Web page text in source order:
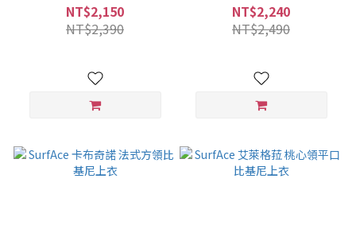
NT$2,150
NT$2,390
NT$2,240
NT$2,490